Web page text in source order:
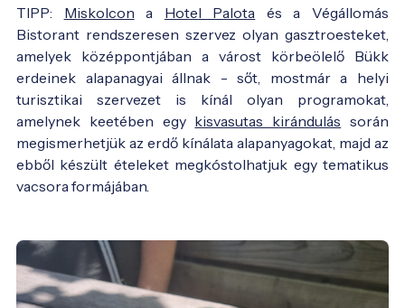
TIPP: Miskolcon a Hotel Palota és a Végállomás
Bistorant rendszeresen szervez olyan gasztroesteket,
amelyek középpontjában a várost körbeölelő Bükk
erdeinek alapanagyai állnak - sőt, mostmár a helyi
turisztikai szervezet is kínál olyan programokat,
amelynek keetében egy kisvasutas kirándulás során
megismerhetjük az erdő kínálata alapanyagokat, majd az
ebből készült ételeket megkóstolhatjuk egy tematikus
vacsora formájában.